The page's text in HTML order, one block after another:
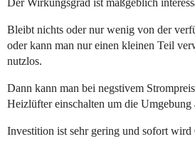
Der Wirkungsgrad ist maßgeblich
Bleibt nichts oder nur wenig von der
oder kann man nur einen kleinen Teil
nutzlos.
Dann kann man bei negstivem
Heizlüfter einschalten um die Umgebung
Investition ist sehr gering und sofort wird